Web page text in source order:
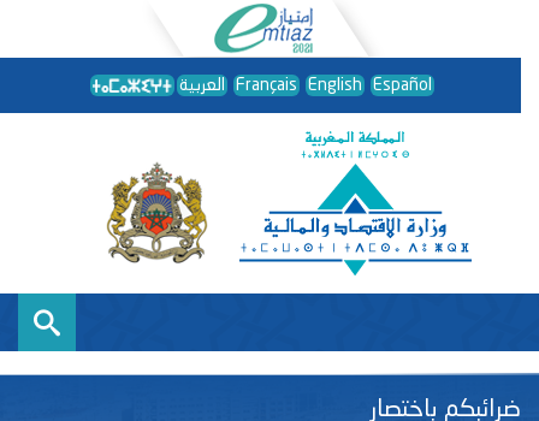
العربية Français English Español
ضرائبكم باختصار